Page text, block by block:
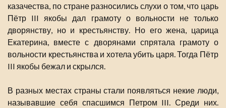
казачества, по стране разносились слухи о том, что царь
Пётр III якобы дал грамоту о вольности не только
дворянству, но и крестьянству. Но его жена, царица
Екатерина, вместе с дворянами спрятала грамоту о
вольности крестьянства и хотела убить царя. Тогда Пётр
III якобы бежал и скрылся.
В разных местах страны стали появляться некие люди,
называвшие себя спасшимся Петром III. Среди них.